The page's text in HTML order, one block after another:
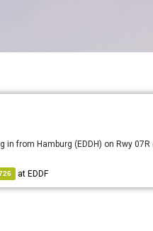
in from Hamburg (EDDH) on Rwy
at EDDF